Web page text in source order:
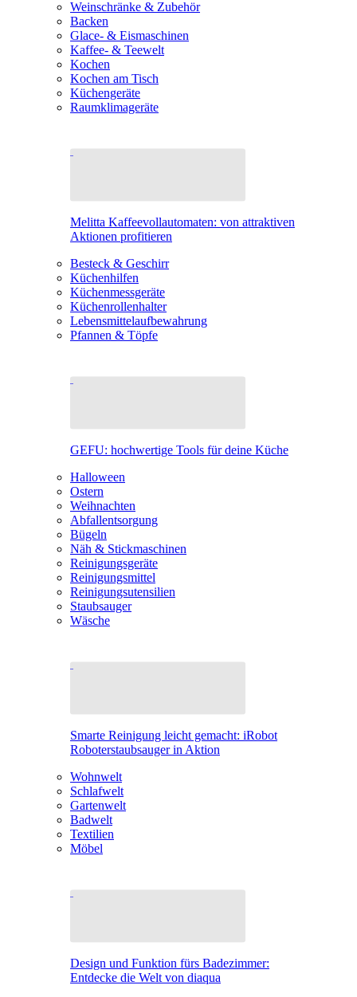
Weinschränke & Zubehör
Backen
Glace- & Eismaschinen
Kaffee- & Teewelt
Kochen
Kochen am Tisch
Küchengeräte
Raumklimageräte
Melitta Kaffeevollautomaten: von attraktiven
Aktionen profitieren
Besteck & Geschirr
Küchenhilfen
Küchenmessgeräte
Küchenrollenhalter
Lebensmittelaufbewahrung
Pfannen & Töpfe
GEFU: hochwertige Tools für deine Küche
Halloween
Ostern
Weihnachten
Abfallentsorgung
Bügeln
Näh & Stickmaschinen
Reinigungsgeräte
Reinigungsmittel
Reinigungsutensilien
Staubsauger
Wäsche
Smarte Reinigung leicht gemacht: iRobot
Roboterstaubsauger in Aktion
Wohnwelt
Schlafwelt
Gartenwelt
Badwelt
Textilien
Möbel
Design und Funktion fürs Badezimmer:
Entdecke die Welt von diaqua